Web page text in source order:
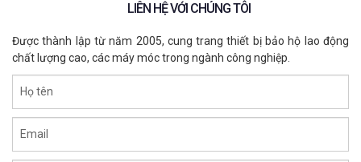
LIÊN HỆ VỚI CHÚNG TÔI
Được thành lập từ năm 2005, cung trang thiết bị bảo hộ lao động
chất lượng cao, các máy móc trong ngành công nghiệp.
Họ tên
Email